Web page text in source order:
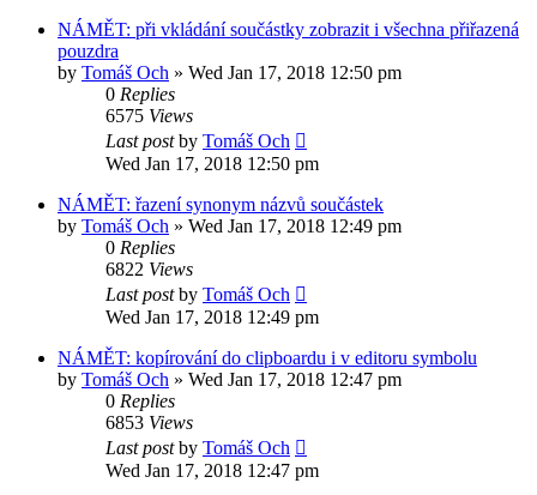
NÁMĚT: při vkládání součástky zobrazit i všechna přiřazená
pouzdra
by Tomáš Och » Wed Jan 17, 2018 12:50 pm
0 Replies
6575 Views
Last postby Tomáš Och
Wed Jan 17, 2018 12:50 pm
NÁMĚT: řazení synonym názvů součástek
by Tomáš Och » Wed Jan 17, 2018 12:49 pm
0 Replies
6822 Views
Last postby Tomáš Och
Wed Jan 17, 2018 12:49 pm
NÁMĚT: kopírování do clipboardu i v editoru symbolu
by Tomáš Och » Wed Jan 17, 2018 12:47 pm
0 Replies
6853 Views
Last postby Tomáš Och
Wed Jan 17, 2018 12:47 pm